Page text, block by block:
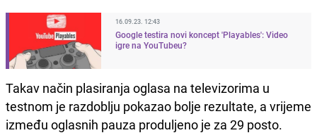
16.09.23. 12:43
Google testira novi koncept 'Playables': Video
igre na YouTubeu?
Takav način plasiranja oglasa na televizorima u
testnom je razdoblju pokazao bolje rezultate, a vrijeme
između oglasnih pauza produljeno je za 29 posto.